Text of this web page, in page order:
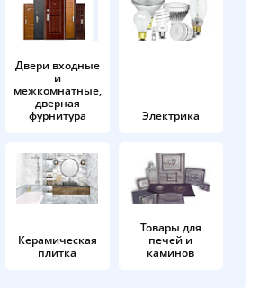
Двери входные
и
межкомнатные,
дверная
фурнитура
Электрика
Керамическая
плитка
Товары для
печей и
каминов
раз в 2
Остались вопросы?
8 800 302-02-51
plait.ru